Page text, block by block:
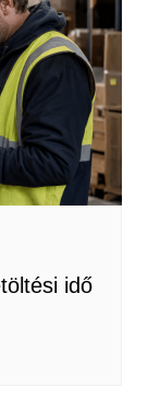
idő